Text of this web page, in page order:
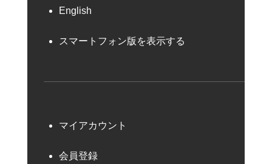
English
スマートフォン版を表示する
マイアカウント
会員登録